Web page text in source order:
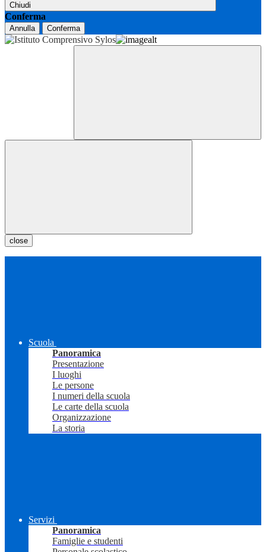
Chiudi
Conferma
Annulla Conferma
close
Scuola
Panoramica
Presentazione
I luoghi
Le persone
I numeri della scuola
Le carte della scuola
Organizzazione
La storia
Servizi
Panoramica
Famiglie e studenti